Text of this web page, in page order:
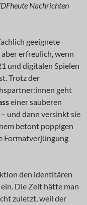
Nachrichten
geeignete
erfreulich, wenn
und digitalen Spielen
Trotz der
geht
einer sauberen
und dann versinkt sie
betont poppigen
Formatverjüngung
den identitären
Die Zeit hätte man
zuletzt, weil der